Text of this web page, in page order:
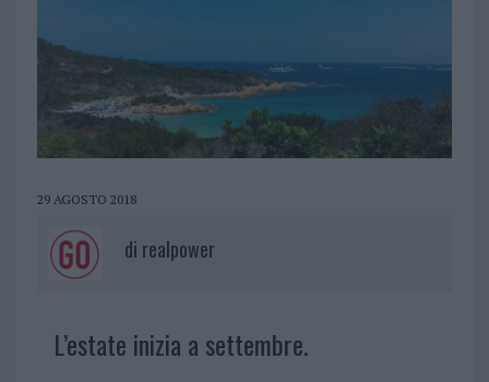
29 AGOSTO 2018
di realpower
L’estate inizia a settembre.